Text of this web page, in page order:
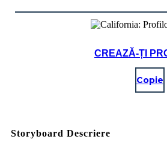
CREAZĂ-ȚI
Copie
Storyboard Descriere